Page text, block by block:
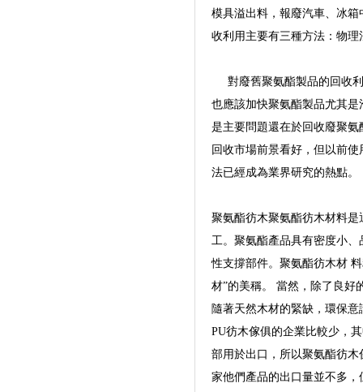
模具溢出料，報廢汽車、冰
收利用主要有三種方法：物
對廢舊聚氨酯製品的回收利
也應該加快聚氨酯製品尤其
是主要問題還在於回收廢聚
回收市場前景看好，但以前
法已經成為業界研究的熱點。
聚氨酯彷木聚氨酯彷木材料
工。聚氨酯產品具有密度小
性支撐部件。聚氨酯彷木材
材”的美稱。 當然，除了良好
隨著天然木材的緊缺，環保
PU彷木傢俱的企業比較少，
部用於出口，所以聚氨酯彷
家他們產品的出口量並不多